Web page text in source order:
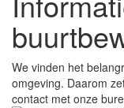
We vinden het
omgeving. Daarom
contact met onze